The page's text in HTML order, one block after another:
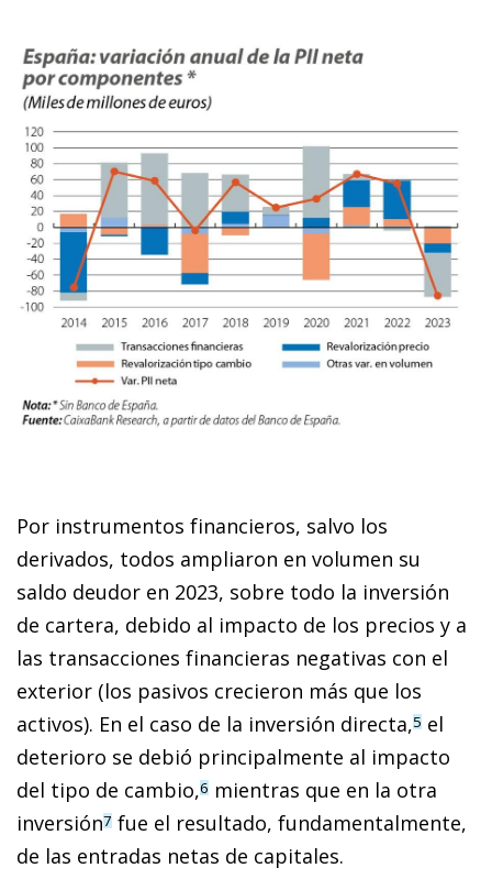
Por instrumentos financieros, salvo los
derivados, todos ampliaron en volumen su
saldo deudor en 2023, sobre todo la inversión
de cartera, debido al impacto de los precios y a
las transacciones financieras negativas con el
exterior (los pasivos crecieron más que los
activos). En el caso de la inversión directa,5 el
deterioro se debió principalmente al impacto
del tipo de cambio,6 mientras que en la otra
inversión7 fue el resultado, fundamentalmente,
de las entradas netas de capitales.